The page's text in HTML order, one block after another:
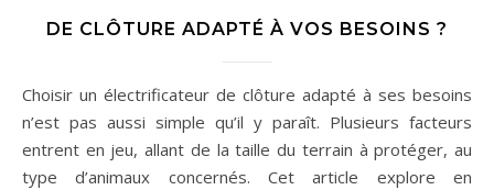
DE CLÔTURE ADAPTÉ À VOS BESOINS ?
Choisir un électrificateur de clôture adapté à ses besoins
n’est pas aussi simple qu’il y paraît. Plusieurs facteurs
entrent en jeu, allant de la taille du terrain à protéger, au
type d’animaux concernés. Cet article explore en